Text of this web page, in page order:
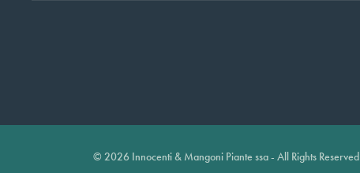
© 2026 Innocenti & Mangoni Piante ssa - All Rights Reserved